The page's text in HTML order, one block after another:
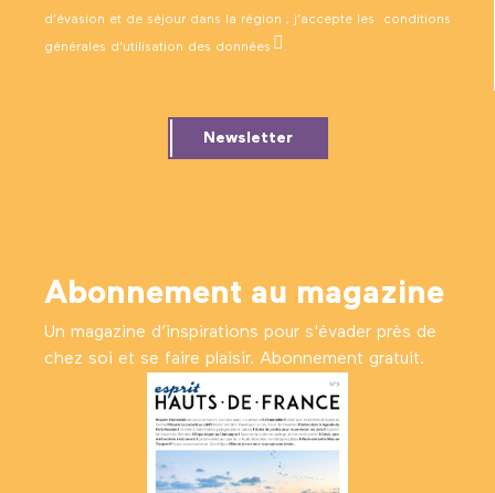
d’évasion et de séjour dans la région ; j’accepte les conditions
générales d’utilisation des données .
Newsletter
Abonnement au magazine
Un magazine d’inspirations pour s'évader près de
chez soi et se faire plaisir. Abonnement gratuit.